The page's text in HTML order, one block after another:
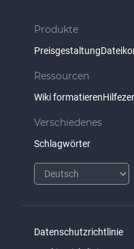
Produkte
Preisgestaltung
Ressourcen
Wiki formatieren
Verschiedenes
Schlagwörter
Datenschutzrichtlinie